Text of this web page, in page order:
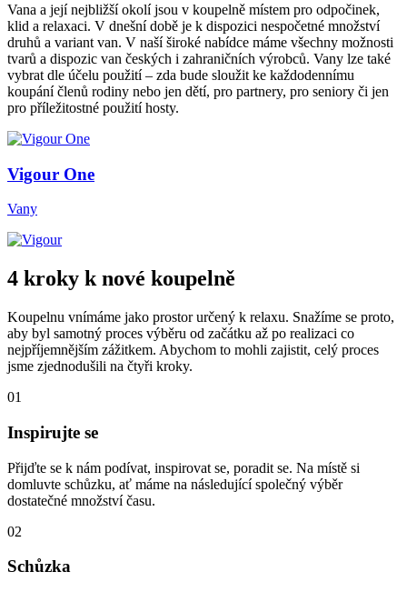
Vana a její nejbližší okolí jsou v koupelně místem pro odpočinek,
klid a relaxaci. V dnešní době je k dispozici nespočetné množství
druhů a variant van. V naší široké nabídce máme všechny možnosti
tvarů a dispozic van českých i zahraničních výrobců. Vany lze také
vybrat dle účelu použití – zda bude sloužit ke každodennímu
koupání členů rodiny nebo jen dětí, pro partnery, pro seniory či jen
pro příležitostné použití hosty.
Vigour One
Vany
4 kroky k nové koupelně
Koupelnu vnímáme jako prostor určený k relaxu. Snažíme se proto,
aby byl samotný proces výběru od začátku až po realizaci co
nejpříjemnějším zážitkem. Abychom to mohli zajistit, celý proces
jsme zjednodušili na čtyři kroky.
01
Inspirujte se
Přijďte se k nám podívat, inspirovat se, poradit se. Na místě si
domluvte schůzku, ať máme na následující společný výběr
dostatečné množství času.
02
Schůzka